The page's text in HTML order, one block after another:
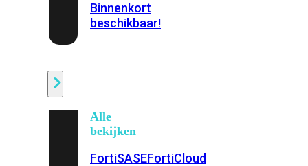
Binnenkort
beschikbaar!
Alle
bekijken
FortiSASEFortiCloud